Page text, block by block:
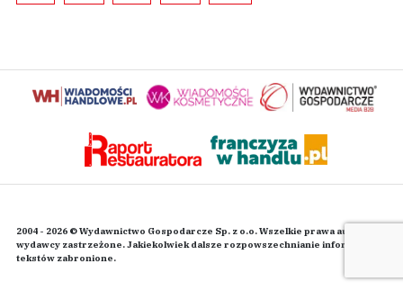
2004 - 2026 © Wydawnictwo Gospodarcze Sp. z o.o. Wszelkie prawa autorskie
wydawcy zastrzeżone. Jakiekolwiek dalsze rozpowszechnianie informacji i
tekstów zabronione.